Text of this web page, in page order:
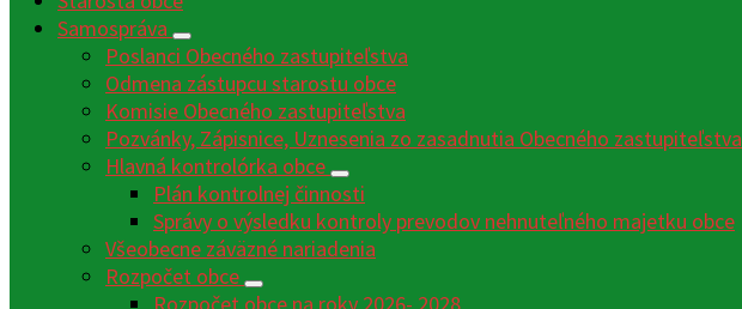
Samospráva
Poslanci Obecného zastupiteľstva
Odmena zástupcu starostu obce
Komisie Obecného zastupiteľstva
Pozvánky, Zápisnice, Uznesenia zo zasadnutia Obecného zastupiteľstva
Hlavná kontrolórka obce
Plán kontrolnej činnosti
Správy o výsledku kontroly prevodov nehnuteľného majetku obce
Všeobecne záväzné nariadenia
Rozpočet obce